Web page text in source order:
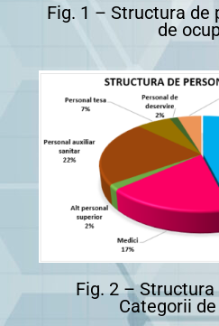
Fig. 1 – Structura de
de
Fig. 2 –
Categorii